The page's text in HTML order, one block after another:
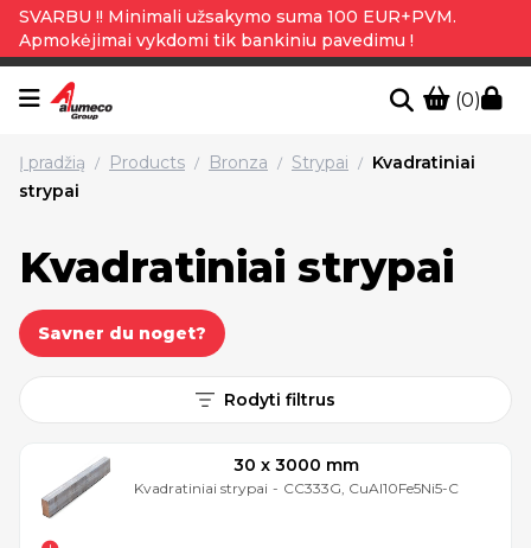
SVARBU !! Minimali užsakymo suma 100 EUR+PVM.
Apmokėjimai vykdomi tik bankiniu pavedimu !
(0)
Į pradžią / Products / Bronza / Strypai / Kvadratiniai
strypai
Kvadratiniai strypai
Savner du noget?
Rodyti filtrus
30 x 3000 mm
Kvadratiniai strypai - CC333G, CuAl10Fe5Ni5-C